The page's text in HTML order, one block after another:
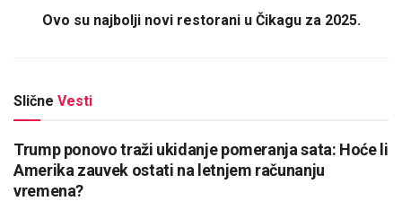
Ovo su najbolji novi restorani u Čikagu za 2025.
Slične Vesti
Trump ponovo traži ukidanje pomeranja sata: Hoće li
Amerika zauvek ostati na letnjem računanju
vremena?